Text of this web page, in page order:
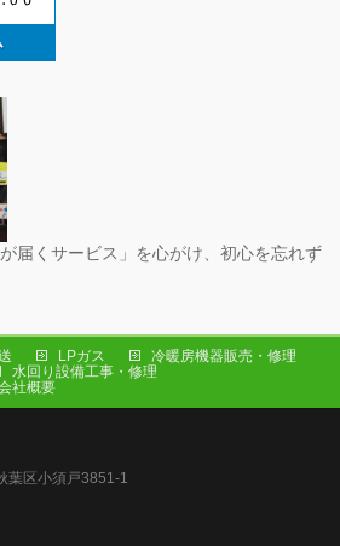
届くサービス」を心がけ、初心を忘れず
LPガス
冷暖房機器販売・修理
水回り設備工事・修理
社概要
区小須戸3851-1